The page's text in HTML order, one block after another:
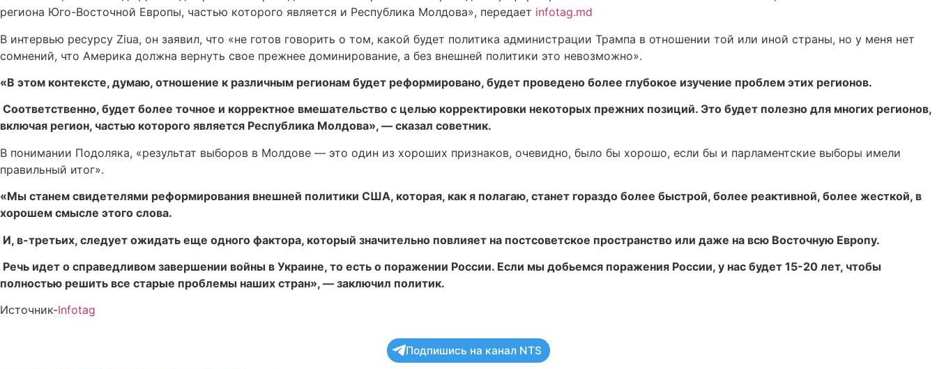
региона Юго-Восточной Европы, частью которого является и Республика Молдова», передает infotag.md
В интервью ресурсу Ziua, он заявил, что «не готов говорить о том, какой будет политика администрации Трампа в отношении той или иной страны, но у меня нет
сомнений, что Америка должна вернуть свое прежнее доминирование, а без внешней политики это невозможно».
«В этом контексте, думаю, отношение к различным регионам будет реформировано, будет проведено более глубокое изучение проблем этих регионов.
Соответственно, будет более точное и корректное вмешательство с целью корректировки некоторых прежних позиций. Это будет полезно для многих регионов,
включая регион, частью которого является Республика Молдова», — сказал советник.
В понимании Подоляка, «результат выборов в Молдове — это один из хороших признаков, очевидно, было бы хорошо, если бы и парламентские выборы имели
правильный итог».
«Мы станем свидетелями реформирования внешней политики США, которая, как я полагаю, станет гораздо более быстрой, более реактивной, более жесткой, в
хорошем смысле этого слова.
И, в-третьих, следует ожидать еще одного фактора, который значительно повлияет на постсоветское пространство или даже на всю Восточную Европу.
Речь идет о справедливом завершении войны в Украине, то есть о поражении России. Если мы добьемся поражения России, у нас будет 15-20 лет, чтобы
полностью решить все старые проблемы наших стран», — заключил политик.
Источник-Infotag
Подпишись на канал NTS